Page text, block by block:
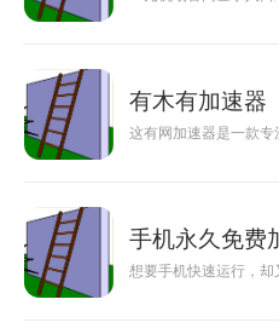
有木有加速器
这有网加速器是一款
手机永久免费
想要手机快速运行，